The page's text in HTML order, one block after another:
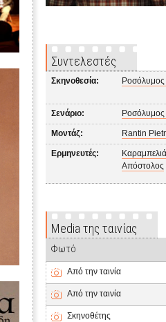
Συντελεστές
Σκηνοθεσία: Ροσόλυμος
Σενάριο: Ροσόλυμος
Μοντάζ: Rantin
Ερμηνευτές:
Απόστολος
Media της ταινίας
Φωτό
Από την ταινία
Από την ταινία
Σκηνοθέτης